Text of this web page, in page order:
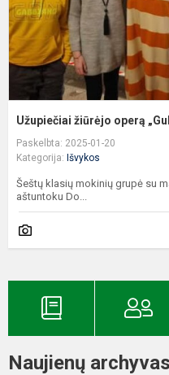
Užupiečiai žiūrėjo operą
Paskelbta: 2025-01-20
Kategorija: Išvykos
Šeštų klasių mokinių grupė su
aštuntoku Do...
Naujienų archyvas